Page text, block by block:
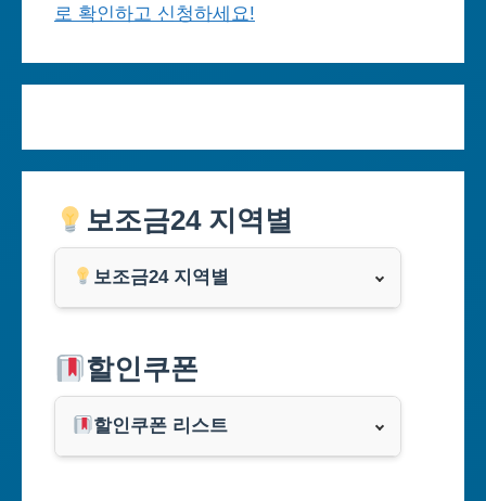
로 확인하고 신청하세요!
보조금24 지역별
보조금24 지역별
부산광역시
대구광역시
할인쿠폰
할인쿠폰 리스트